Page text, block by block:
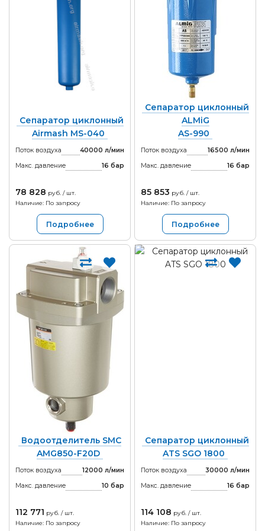
Сепаратор циклонный
Airmash MS-040
Поток воздуха
40000 л/мин
Макс. давление
16 бар
78 828 руб. / шт.
Наличие: По запросу
Подробнее
Сепаратор циклонный
ALMiG
AS-990
Поток воздуха
16500 л/мин
Макс. давление
16 бар
85 853 руб. / шт.
Наличие: По запросу
Подробнее
Водоотделитель SMC
AMG850-F20D
Поток воздуха
12000 л/мин
Макс. давление
10 бар
112 771 руб. / шт.
Наличие: По запросу
Сепаратор циклонный
ATS SGO 1800
Поток воздуха
30000 л/мин
Макс. давление
16 бар
114 108 руб. / шт.
Наличие: По запросу